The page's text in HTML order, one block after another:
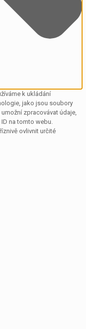
k ukládání
jako jsou soubory
zpracovávat údaje,
na tomto webu.
ovlivnit určité